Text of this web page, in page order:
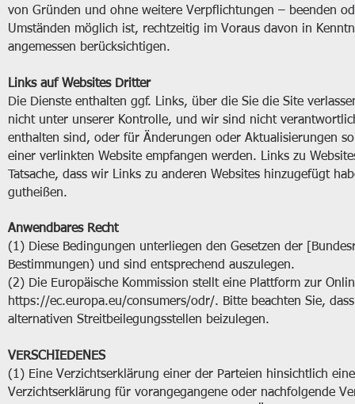
von Gründen und ohne weitere Verpflichtungen – beenden
Umständen möglich ist, rechtzeitig im Voraus davon in
angemessen berücksichtigen.
Links auf Websites Dritter
Die Dienste enthalten ggf. Links, über die Sie die Site
nicht unter unserer Kontrolle, und wir sind nicht
enthalten sind, oder für Änderungen oder Aktualisierungen
einer verlinkten Website empfangen werden. Links zu
Tatsache, dass wir Links zu anderen Websites hinzugefügt
gutheißen.
Anwendbares Recht
(1) Diese Bedingungen unterliegen den Gesetzen der
Bestimmungen) und sind entsprechend auszulegen.
(2) Die Europäische Kommission stellt eine Plattform zur
https://ec.europa.eu/consumers/odr/. Bitte beachten Sie,
alternativen Streitbeilegungsstellen beizulegen.
VERSCHIEDENES
(1) Eine Verzichtserklärung einer der Parteien hinsichtlich
Verzichtserklärung für vorangegangene oder nachfolgende